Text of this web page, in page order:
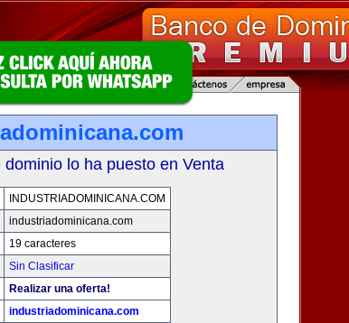
lo ha puesto en Venta
INDUSTRIADOMINICANA.COM
industriadominicana.com
19 caracteres
Sin Clasificar
Realizar una oferta!
industriadominicana.com